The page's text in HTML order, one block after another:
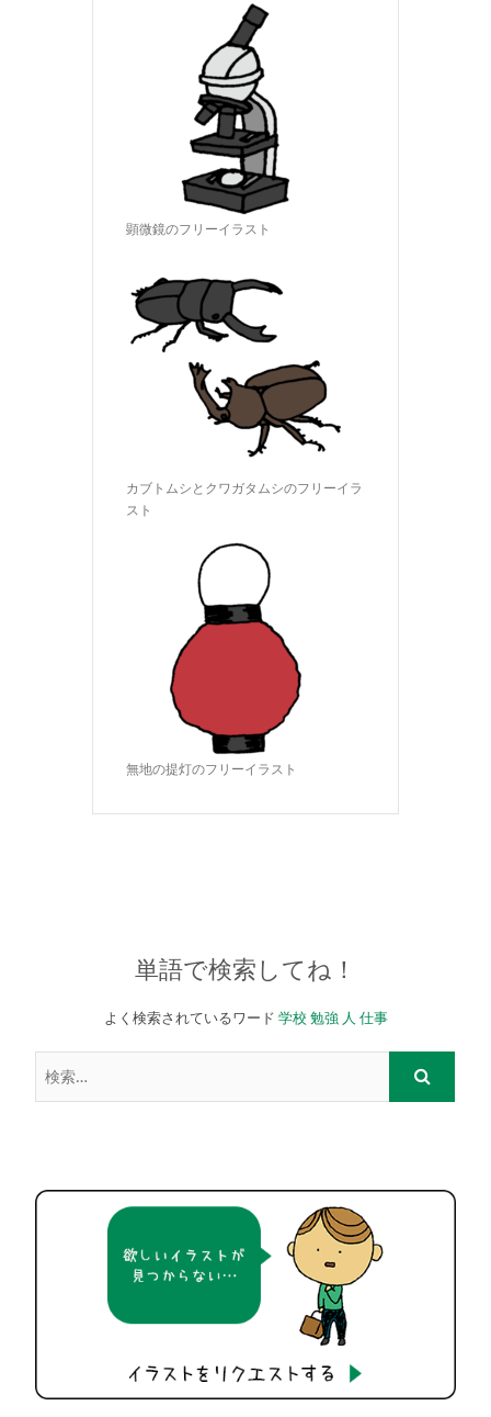
顕微鏡のフリーイラスト
カブトムシとクワガタムシのフリーイラ
スト
無地の提灯のフリーイラスト
単語で検索してね！
よく検索されているワード 学校 勉強 人 仕事